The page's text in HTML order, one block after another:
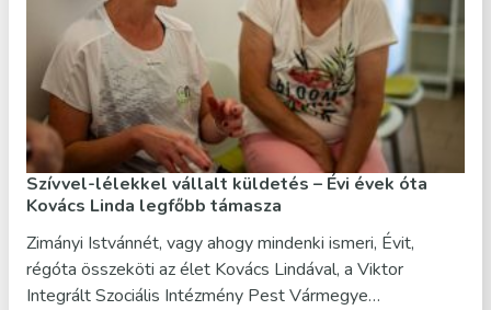
Szívvel-lélekkel vállalt küldetés – Évi évek óta
Kovács Linda legfőbb támasza
Zimányi Istvánnét, vagy ahogy mindenki ismeri, Évit,
régóta összeköti az élet Kovács Lindával, a Viktor
Integrált Szociális Intézmény Pest Vármegye…